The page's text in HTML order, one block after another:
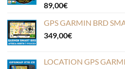
89,00€
GPS GARMIN BRD
349,00€
LOCATION GPS